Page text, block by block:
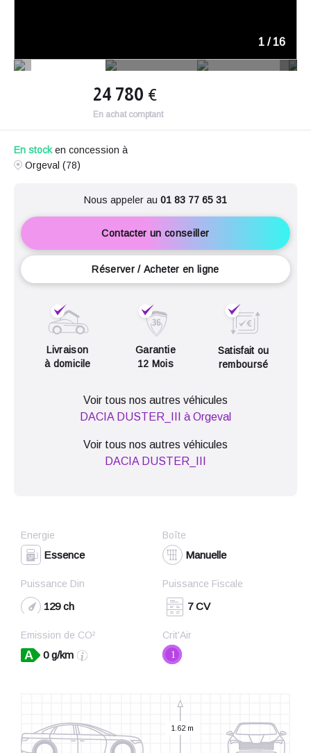
1 / 16
24 780 €
En achat comptant
En stocken concession à
Orgeval (78)
Nous appeler au 01 83 77 65 31
Contacter un conseiller
Réserver / Acheter en ligne
Livraison
à domicile
Garantie
12 Mois
Satisfait ou
remboursé
Voir tous nos autres véhicules
DACIA DUSTER_III à Orgeval
Voir tous nos autres véhicules
DACIA DUSTER_III
Energie
Essence
Boîte
Manuelle
Puissance Din
129 ch
Puissance Fiscale
7 CV
Emission de CO²
0 g/km
Crit'Air
1
1.62 m